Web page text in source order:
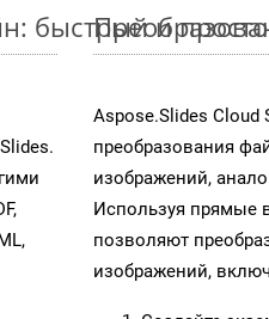
быстрый и
Aspose.Slides Cloud
преобразования
изображений,
Используя прямые
позволяют
изображений,